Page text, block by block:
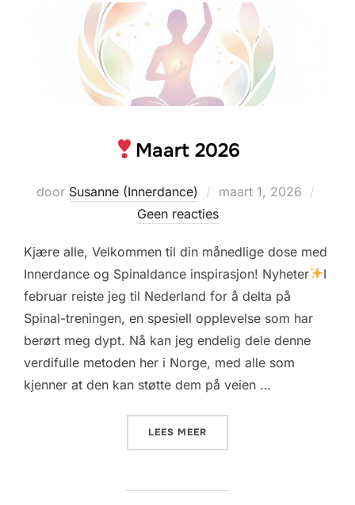
Maart 2026
door Susanne (Innerdance)
Geplaatst
op
maart 1, 2026
Geen reacties
Kjære alle, Velkommen til din månedlige dose med
Innerdance og Spinaldance inspirasjon! Nyheter
I
februar reiste jeg til Nederland for å delta på
Spinal-treningen, en spesiell opplevelse som har
berørt meg dypt. Nå kan jeg endelig dele denne
verdifulle metoden her i Norge, med alle som
kjenner at den kan støtte dem på veien …
LEES MEER